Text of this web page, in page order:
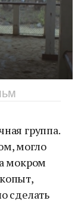
группа.
могло
мокром
сделать